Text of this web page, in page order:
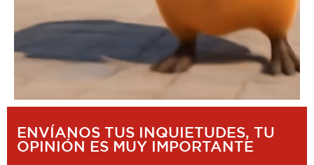
ENVÍANOS TUS INQUIETUDES, TU
OPINIÓN ES MUY IMPORTANTE